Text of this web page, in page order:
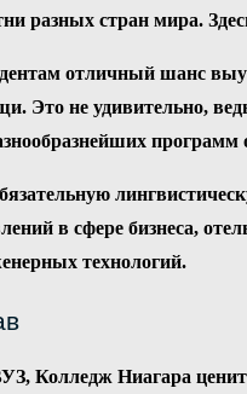
разных стран мира.
отличный шанс
Это не удивительно,
программ
в сфере бизнеса,
технологий.
Колледж Ниагара